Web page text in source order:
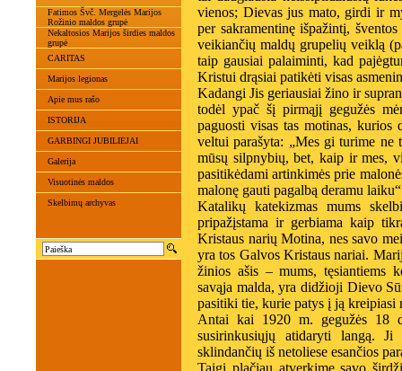
Fatimos Švč. Mergelės Marijos
Rožinio maldos grupė
Nekaltosios Marijos širdies maldos
grupė
CARITAS
Marijos legionas
Apie mus rašo
ISTORIJA
GARBINGI JUBILIEJAI
Galerija
Visuotinės maldos
Skelbimų archyvas
vienos; Dievas jus mato, girdi ir
per sakramentinę išpažintį,
veikiančių maldų grupelių veiklą
taip gausiai palaiminti, kad
Kristui drąsiai patikėti visas
Kadangi Jis geriausiai žino ir
todėl ypač šį pirmąjį gegužės
paguosti visas tas motinas,
veltui parašyta: „Mes gi turime
mūsų silpnybių, bet, kaip ir mes,
pasitikėdami artinkimės prie
malonę gauti pagalbą deramu
Katalikų katekizmas mums
pripažįstama ir gerbiama kaip
Kristaus narių Motina, nes savo
yra tos Galvos Kristaus nariai.
žinios ašis – mums, tęsiantiems
savąja malda, yra didžioji Dievo
pasitiki tie, kurie patys į ją
Antai kai 1920 m. gegužės 18
susirinkusiųjų atidaryti langą. Ji
sklindančių iš netoliese esančios
Taigi plačiau atverkime savo